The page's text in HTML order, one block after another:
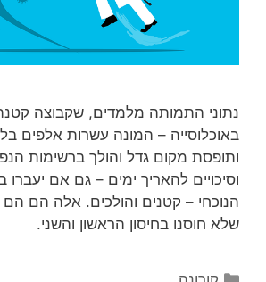
נתוני התמותה מלמדים, שקבוצה
באוכלוסייה – המונה עשרות אלפים
ותופסת מקום גדל והולך ברשימות
וסיכויים להאריך ימים – גם אם
שלא חוסנו בחיסון הראשון והשני.
קטגוריות